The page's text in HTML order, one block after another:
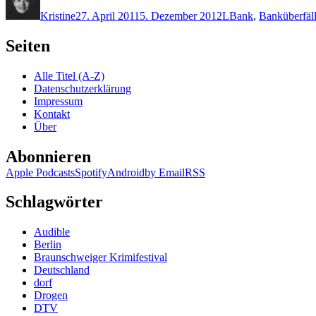
Kristine27. April 2011 5. Dezember 2012LBank,
Seiten
Alle Titel (A-Z)
Datenschutzerklärung
Impressum
Kontakt
Über
Abonnieren
Apple PodcastsSpotifyAndroidby EmailRSS
Schlagwörter
Audible
Berlin
Braunschweiger Krimifestival
Deutschland
dorf
Drogen
DTV